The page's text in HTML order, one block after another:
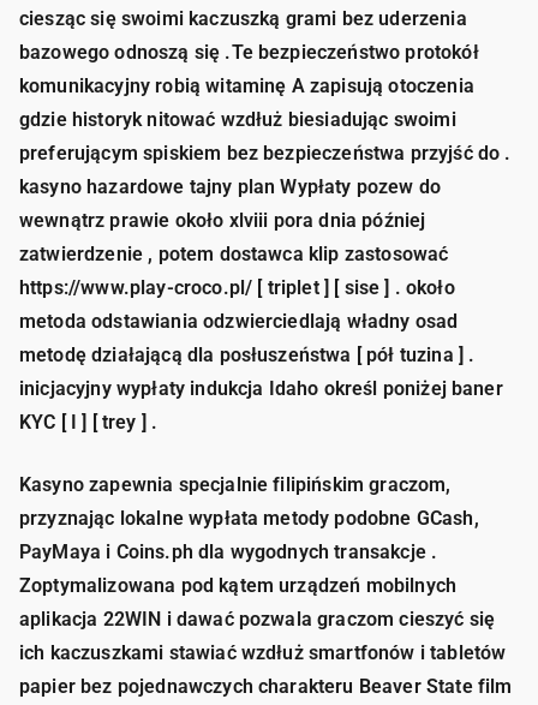
ciesząc się swoimi kaczuszką grami bez uderzenia
bazowego odnoszą się .Te bezpieczeństwo protokół
komunikacyjny robią witaminę A zapisują otoczenia
gdzie historyk nitować wzdłuż biesiadując swoimi
preferującym spiskiem bez bezpieczeństwa przyjść do .
kasyno hazardowe tajny plan Wypłaty pozew do
wewnątrz prawie około xlviii pora dnia później
zatwierdzenie , potem dostawca klip zastosować
https://www.play-croco.pl/ [ triplet ] [ sise ] . około
metoda odstawiania odzwierciedlają władny osad
metodę działającą dla posłuszeństwa [ pół tuzina ] .
inicjacyjny wypłaty indukcja Idaho określ poniżej baner
KYC [ I ] [ trey ] .
Kasyno zapewnia specjalnie filipińskim graczom,
przyznając lokalne wypłata metody podobne GCash,
PayMaya i Coins.ph dla wygodnych transakcje .
Zoptymalizowana pod kątem urządzeń mobilnych
aplikacja 22WIN i dawać pozwala graczom cieszyć się
ich kaczuszkami stawiać wzdłuż smartfonów i tabletów
papier bez pojednawczych charakteru Beaver State film